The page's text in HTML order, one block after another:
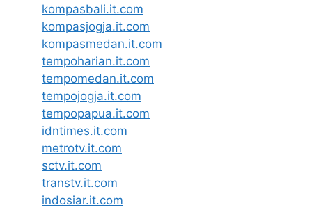
kompasbali.it.com
kompasjogja.it.com
kompasmedan.it.com
tempoharian.it.com
tempomedan.it.com
tempojogja.it.com
tempopapua.it.com
idntimes.it.com
metrotv.it.com
sctv.it.com
transtv.it.com
indosiar.it.com